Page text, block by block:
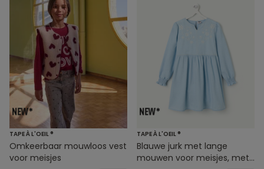
TAPE À L'OEIL ®
Omkeerbaar mouwloos vest
voor meisjes
TAPE À L'OEIL ®
Blauwe jurk met lange
mouwen voor meisjes, met